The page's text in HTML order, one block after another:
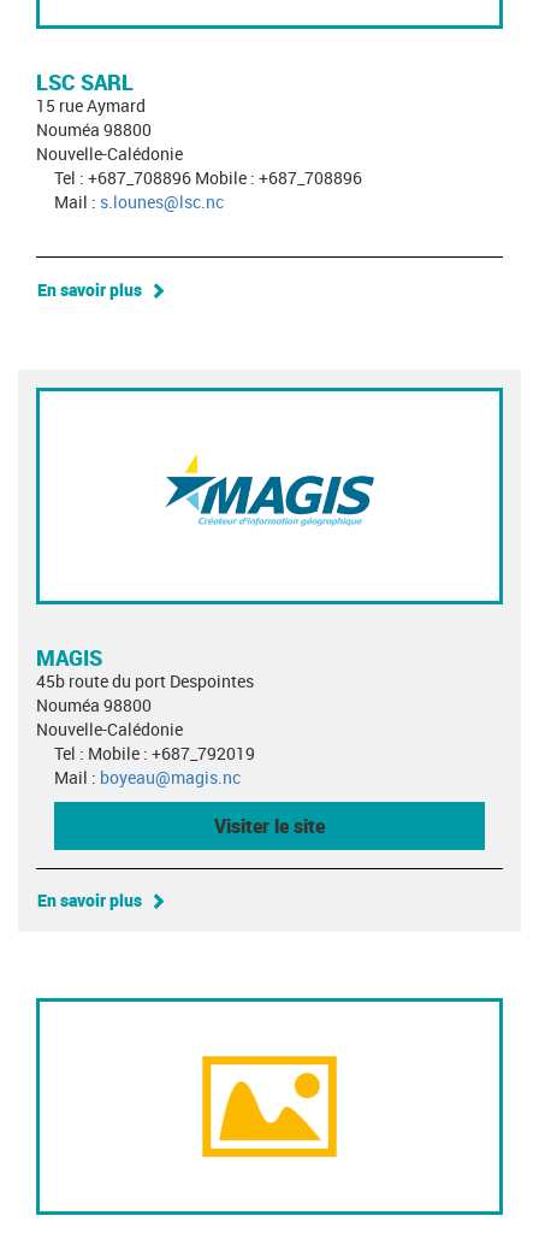
LSC SARL
15 rue Aymard
Nouméa 98800
Nouvelle-Calédonie
Tel : +687_708896 Mobile : +687_708896
Mail : s.lounes@lsc.nc
En savoir plus
MAGIS
45b route du port Despointes
Nouméa 98800
Nouvelle-Calédonie
Tel : Mobile : +687_792019
Mail : boyeau@magis.nc
Visiter le site
En savoir plus